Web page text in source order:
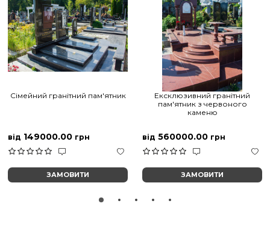
Сімейний гранітний пам'ятник
від 149000.00 грн
ЗАМОВИТИ
Ексклюзивний гранітний
пам'ятник з червоного
каменю
від 560000.00 грн
ЗАМОВИТИ